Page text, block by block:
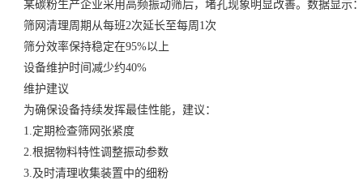
某碳粉生产企业采用高频振动筛后，堵孔现象明显改善。数据显示：
筛网清理周期从每班2次延长至每周1次
筛分效率保持稳定在95%以上
设备维护时间减少约40%
维护建议
为确保设备持续发挥最佳性能，建议：
1.定期检查筛网张紧度
2.根据物料特性调整振动参数
3.及时清理收集装置中的细粉